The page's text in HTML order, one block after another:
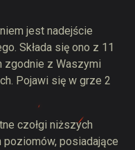
jest nadejście
Składa się ono z 11
zgodnie z Waszymi
Pojawi się w grze 2
czołgi niższych
posiadające